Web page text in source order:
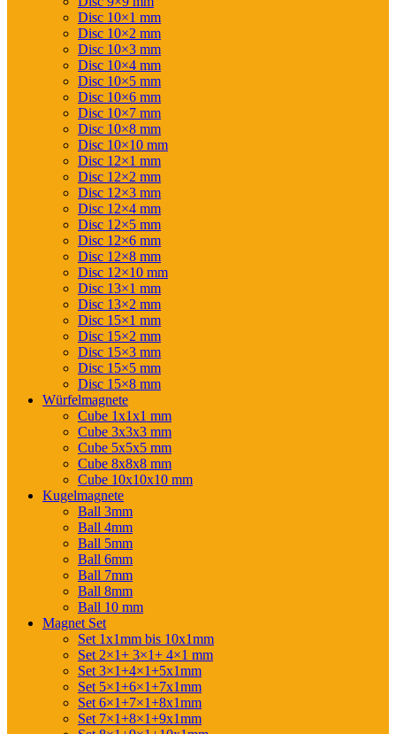
Disc 10×1 mm
Disc 10×2 mm
Disc 10×3 mm
Disc 10×4 mm
Disc 10×5 mm
Disc 10×6 mm
Disc 10×7 mm
Disc 10×8 mm
Disc 10×10 mm
Disc 12×1 mm
Disc 12×2 mm
Disc 12×3 mm
Disc 12×4 mm
Disc 12×5 mm
Disc 12×6 mm
Disc 12×8 mm
Disc 12×10 mm
Disc 13×1 mm
Disc 13×2 mm
Disc 15×1 mm
Disc 15×2 mm
Disc 15×3 mm
Disc 15×5 mm
Disc 15×8 mm
Würfelmagnete
Cube 1x1x1 mm
Cube 3x3x3 mm
Cube 5x5x5 mm
Cube 8x8x8 mm
Cube 10x10x10 mm
Kugelmagnete
Ball 3mm
Ball 4mm
Ball 5mm
Ball 6mm
Ball 7mm
Ball 8mm
Ball 10 mm
Magnet Set
Set 1x1mm bis 10x1mm
Set 2×1+ 3×1+ 4×1 mm
Set 3×1+4×1+5x1mm
Set 5×1+6×1+7x1mm
Set 6×1+7×1+8x1mm
Set 7×1+8×1+9x1mm